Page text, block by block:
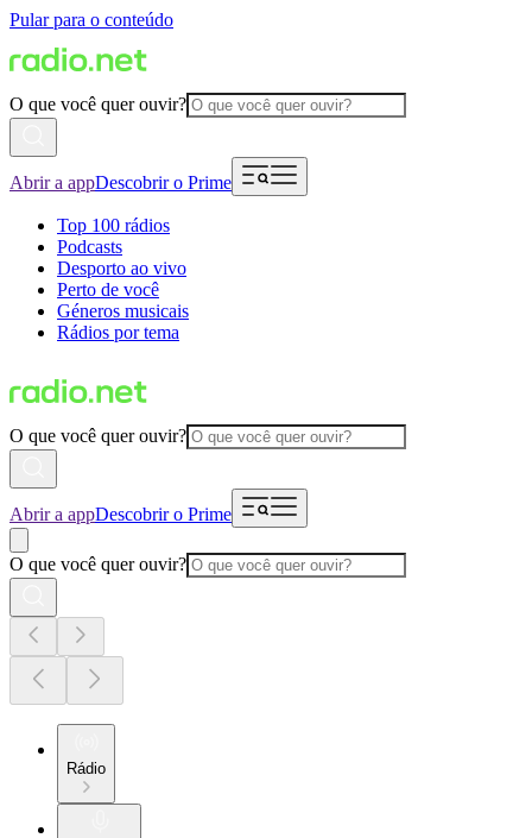
Pular para o conteúdo
O que você quer ouvir?
Abrir a appDescobrir o Prime
Top 100 rádios
Podcasts
Desporto ao vivo
Perto de você
Géneros musicais
Rádios por tema
O que você quer ouvir?
Abrir a appDescobrir o Prime
O que você quer ouvir?
Rádio